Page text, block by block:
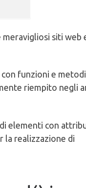
meravigliosi siti web
funzioni e metodi
riempito negli
elementi con
la realizzazione di